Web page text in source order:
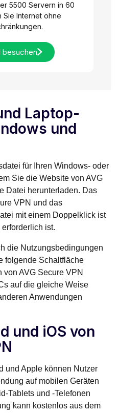
5500 Servern in 60
Sie Internet ohne
besuchen
Laptop-
und
für Ihren Windows- oder
Sie die Website von AVG
Datei herunterladen. Das
VPN und das
mit einem Doppelklick ist
ist.
die Nutzungsbedingungen
folgende Schaltfläche
von AVG Secure VPN
auf die gleiche Weise
Anwendungen
und iOS von
und Apple können Nutzer
auf mobilen Geräten
Tablets und -Telefonen
kann kostenlos aus dem